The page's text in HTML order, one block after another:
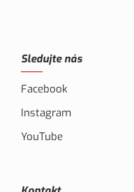
Sledujte nás
Facebook
Instagram
YouTube